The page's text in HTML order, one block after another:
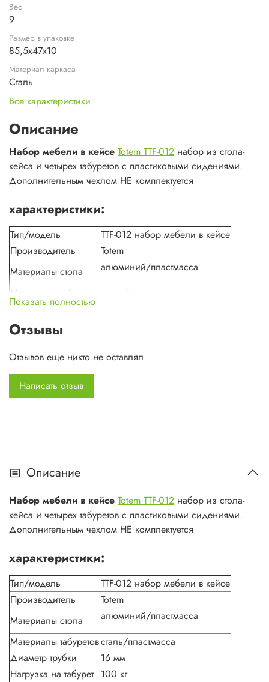
Вес
9
Размер в упаковке
85,5х47х10
Материал каркаса
Сталь
Все характеристики
Описание
Набор мебели в кейсе Totem TTF-012 набор из стола-
кейса и четырех табуретов с пластиковыми сидениями.
Дополнительным чехлом НЕ комплектуется
характеристики:
Тип/модель
TTF-012 набор мебели в кейсе
Производитель
Totem
Материалы стола
алюминий/пластмасса
Материалы табуретов
Диаметр трубки
Нагрузка на табурет
Размер столешницы 85,5х85х69 см
Показать полностью
Отзывы
Отзывов еще никто не оставлял
Написать отзыв
Описание
Набор мебели в кейсе Totem TTF-012 набор из стола-
кейса и четырех табуретов с пластиковыми сидениями.
Дополнительным чехлом НЕ комплектуется
характеристики:
Тип/модель
TTF-012 набор мебели в кейсе
Производитель
Totem
Материалы стола
алюминий/пластмасса
Материалы табуретовсталь/пластмасса
Диаметр трубки
16 мм
Нагрузка на табурет 100 кг